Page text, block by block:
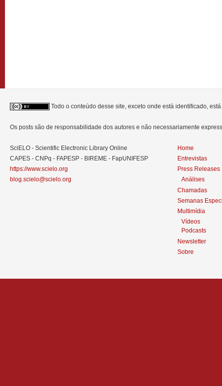
Todo o conteúdo desse site, exceto onde está identificado,
Os posts são de responsabilidade dos autores e não necessariamente
SciELO - Scientific Electronic Library Online
CAPES - CNPq - FAPESP - BIREME - FapUNIFESP
https://www.scielo.org
blog.scielo@scielo.org
Home
Entrevistas
Press Releases
Análises
Chamadas
Semanas
Multimídia
Vídeos
Podcasts
Newsletter
Sobre